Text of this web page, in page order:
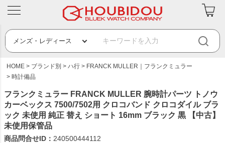
HOME ブランド別 ハ行
FRANCK MULLER｜フランクミュラー
時計備品
フランクミュラー FRANCK MULLER 腕時計パーツ トノウ
カーベックス 7500/7502用 クロコバンド クロコダイル ブラ
ック 未使用 純正 替え ショート 16mm ブラック 黒 【中古】
未使用保管品
商品問合せID： 240500444112